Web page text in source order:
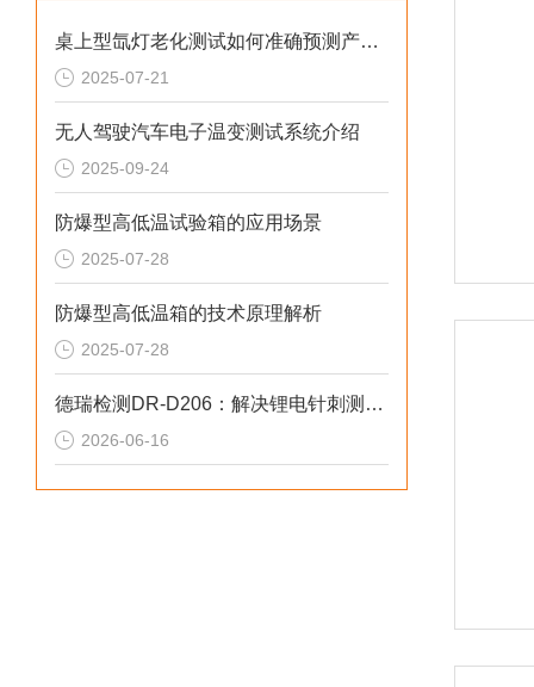
桌上型氙灯老化测试如何准确预测产品耐久性？
2025-07-21
无人驾驶汽车电子温变测试系统介绍
2025-09-24
防爆型高低温试验箱的应用场景
2025-07-28
防爆型高低温箱的技术原理解析
2025-07-28
德瑞检测DR-D206：解决锂电针刺测试偏差2026选型标准
2026-06-16